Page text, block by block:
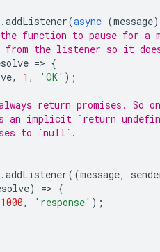
.addListener(async (message)
function to pause for a
the listener so it
=> {
, 1 , 'OK' );
return promises. So
an implicit `return
to `null`.
.addListener((message,
) => {
1000, 'response' );